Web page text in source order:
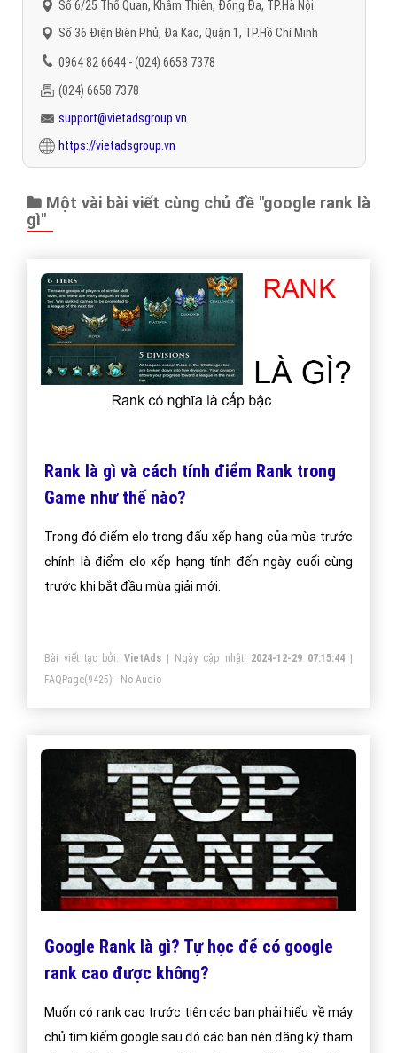
Số 6/25 Thổ Quan, Khâm Thiên, Đống Đa, TP.Hà Nội
Số 36 Điện Biên Phủ, Đa Kao, Quận 1, TP.Hồ Chí Minh
0964 82 6644 - (024) 6658 7378
(024) 6658 7378
support@vietadsgroup.vn
https://vietadsgroup.vn
Một vài bài viết cùng chủ đề "google rank là
gì"
Rank là gì và cách tính điểm Rank trong
Game như thế nào?
Trong đó điểm elo trong đấu xếp hạng của mùa trước
chính là điểm elo xếp hạng tính đến ngày cuối cùng
trước khi bắt đầu mùa giải mới.
Bài viết tạo bởi:VietAds | Ngày cập nhật: 2024-12-29 07:15:44 |
FAQPage(9425) - No Audio
Google Rank là gì? Tự học để có google
rank cao được không?
Muốn có rank cao trước tiên các bạn phải hiểu về máy
chủ tìm kiếm google sau đó các bạn nên đăng ký tham